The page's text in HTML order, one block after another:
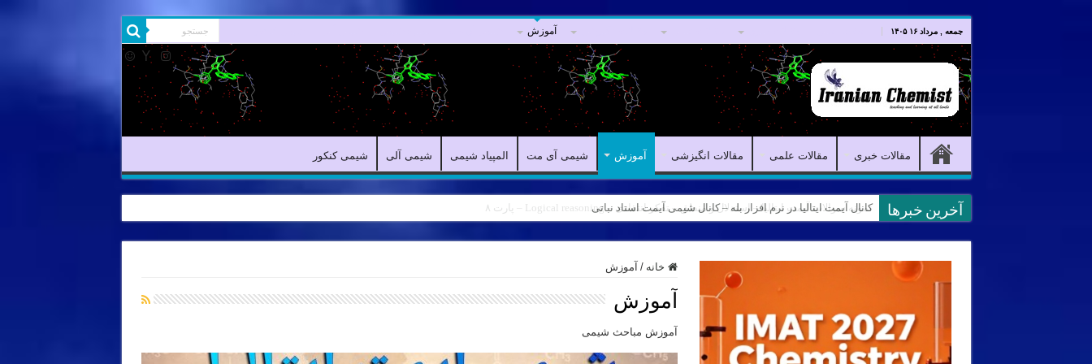
جمعه , مرداد ۱۶ ۱۴۰۵ آموزش
مقالات خبری مقالات علمی مقالات انگیزشی آموزش شیمی آی مت المپیاد شیمی شیمی آلی شیمی کنکور
آخرین خبرها کانال آیمت ایتالیا در نرم افزار بله – کانال شیمی آیمت استاد نباتی
خانه / آموزش
آموزش
آموزش مباحث شیمی